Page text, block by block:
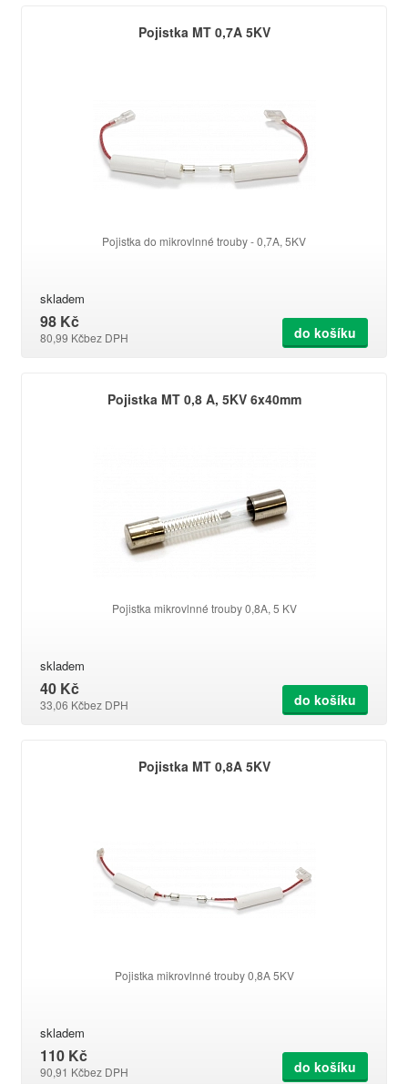
Pojistka MT 0,7A 5KV
Pojistka do mikrovlnné trouby - 0,7A, 5KV
skladem
98 Kč
80,99 Kčbez DPH do košíku
Pojistka MT 0,8 A, 5KV 6x40mm
Pojistka mikrovlnné trouby 0,8A, 5 KV
skladem
40 Kč
33,06 Kčbez DPH do košíku
Pojistka MT 0,8A 5KV
Pojistka mikrovlnné trouby 0,8A 5KV
skladem
110 Kč
90,91 Kčbez DPH do košíku